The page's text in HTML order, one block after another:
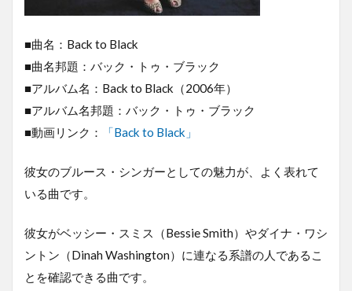
■曲名：Back to Black
■曲名邦題：バック・トゥ・ブラック
■アルバム名：Back to Black（2006年）
■アルバム名邦題：バック・トゥ・ブラック
■動画リンク：
「Back to Black」
彼女のブルース・シンガーとしての魅力が、よく表れて
いる曲です。
彼女がベッシー・スミス（Bessie Smith）やダイナ・ワシ
ントン（Dinah Washington）に連なる系譜の人であるこ
とを確認できる曲です。